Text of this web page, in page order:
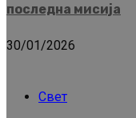
последна мисија
30/01/2026
Свет